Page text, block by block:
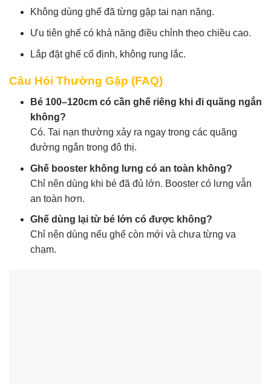
Không dùng ghế đã từng gặp tai nạn nặng.
Ưu tiên ghế có khả năng điều chỉnh theo chiều cao.
Lắp đặt ghế cố định, không rung lắc.
Câu Hỏi Thường Gặp (FAQ)
Bé 100–120cm có cần ghế riêng khi đi quãng ngắn
không?
Có. Tai nạn thường xảy ra ngay trong các quãng
đường ngắn trong đô thị.
Ghế booster không lưng có an toàn không?
Chỉ nên dùng khi bé đã đủ lớn. Booster có lưng vẫn
an toàn hơn.
Ghế dùng lại từ bé lớn có được không?
Chỉ nên dùng nếu ghế còn mới và chưa từng va
chạm.